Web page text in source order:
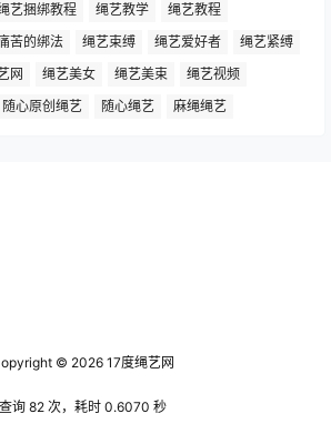
艺捆绑教程 绳艺教学
绳艺教程
苦的绑法 绳艺束缚 绳艺爱好者
绳艺紧缚
网 绳艺美女 绳艺美束
绳艺视频
随心原创绳艺 随心绳艺 麻绳绳艺
© 202617度绳艺网
查询 82 次，耗时 0.6070 秒